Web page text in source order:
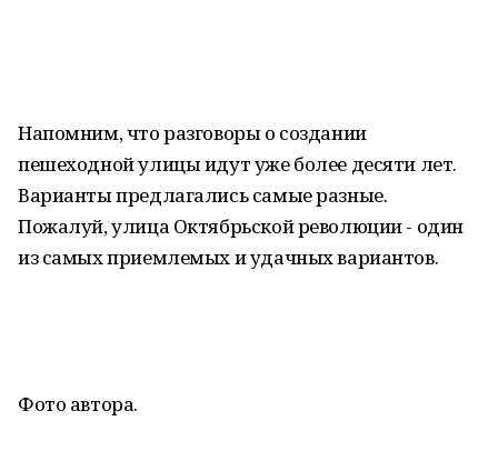
Напомним, что разговоры о создании
пешеходной улицы идут уже более десяти лет.
Варианты предлагались самые разные.
Пожалуй, улица Октябрьской революции - один
из самых приемлемых и удачных вариантов.
Фото автора.